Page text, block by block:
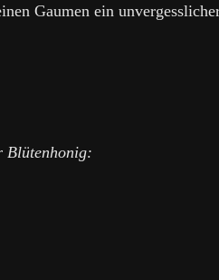
Gaumen ein
Blütenhonig: